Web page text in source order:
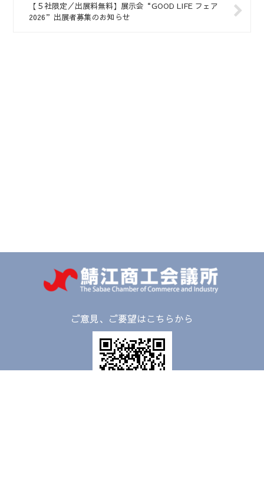
【５社限定／出展料無料】展示会“GOOD LIFE フェア
2026”出展者募集のお知らせ
ご意見、ご要望はこちらから